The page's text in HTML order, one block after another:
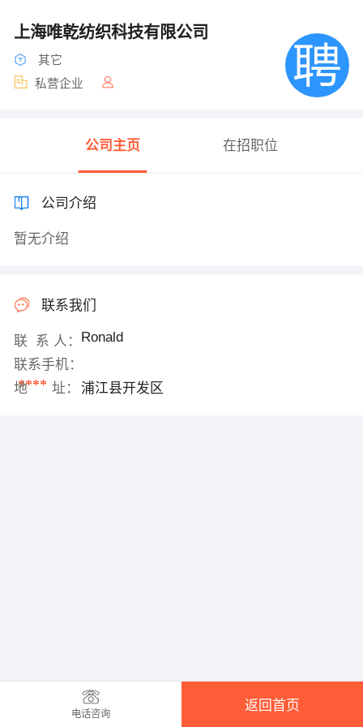
上海唯乾纺织科技有限公司
其它
私营企业
公司主页 在招职位
公司介绍
暂无介绍
联系我们
联 系 人： Ronald
联系手机：
****
地 址： 浦江县开发区
电话咨询
返回首页